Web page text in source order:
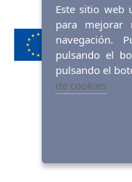
Este sitio web
para mejorar
navegación.
pulsando el
pulsando el
de cookies